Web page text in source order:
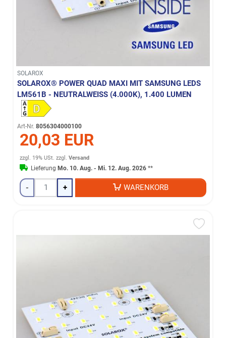
SOLAROX
SOLAROX® POWER QUAD MAXI MIT SAMSUNG LEDS
LM561B - NEUTRALWEISS (4.000K), 1.400 LUMEN
Art-Nr. 8056304000100
20,03 EUR
zzgl. 19% USt. zzgl.Versand
Lieferung Mo. 10. Aug. - Mi. 12. Aug. 2026 **
- + WARENKORB